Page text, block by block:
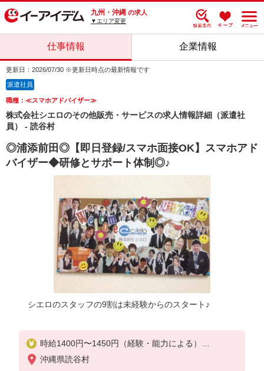
九州・沖縄 の求人
▼エリア変更
仕事情報 企業情報
更新日：2026/07/30 ※更新日時点の最新情報です
派遣社員
職種：≪スマホアドバイザー≫
株式会社シエロのその他販売・サービスの求人情報詳細（派遣社
員） - 読谷村
◎浦添前田◎【即日登録/スマホ面接OK】スマホアド
バイザー◆研修とサポート体制◎♪
シエロのスタッフの9割は未経験からのスタート♪
時給1400円〜1450円（経験・能力による）
※残業代支給
★交通費別途支給（規定あり）
沖縄県読谷村